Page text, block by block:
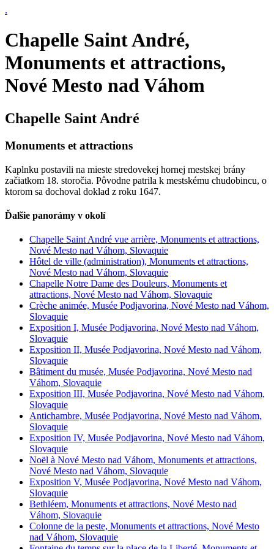
.
Chapelle Saint André,
Monuments et attractions,
Nové Mesto nad Váhom
Chapelle Saint André
Monuments et attractions
Kaplnku postavili na mieste stredovekej hornej mestskej brány
začiatkom 18. storočia. Pôvodne patrila k mestskému chudobincu, o
ktorom sa dochoval doklad z roku 1647.
Ďalšie panorámy v okolí
Chapelle Saint André vue arrière, Monuments et attractions,
Nové Mesto nad Váhom, Slovaquie
Hôtel de ville (administration), Monuments et attractions,
Nové Mesto nad Váhom, Slovaquie
Chapelle Notre Dame des Douleurs, Monuments et
attractions, Nové Mesto nad Váhom, Slovaquie
Crèche animée, Musée Podjavorina, Nové Mesto nad Váhom,
Slovaquie
Exposition I, Musée Podjavorina, Nové Mesto nad Váhom,
Slovaquie
Exposition II, Musée Podjavorina, Nové Mesto nad Váhom,
Slovaquie
Bâtiment du musée, Musée Podjavorina, Nové Mesto nad
Váhom, Slovaquie
Exposition III, Musée Podjavorina, Nové Mesto nad Váhom,
Slovaquie
Antichambre, Musée Podjavorina, Nové Mesto nad Váhom,
Slovaquie
Exposition IV, Musée Podjavorina, Nové Mesto nad Váhom,
Slovaquie
Noël à Nové Mesto nad Váhom, Monuments et attractions,
Nové Mesto nad Váhom, Slovaquie
Exposition V, Musée Podjavorina, Nové Mesto nad Váhom,
Slovaquie
Bethléem, Monuments et attractions, Nové Mesto nad
Váhom, Slovaquie
Colonne de la peste, Monuments et attractions, Nové Mesto
nad Váhom, Slovaquie